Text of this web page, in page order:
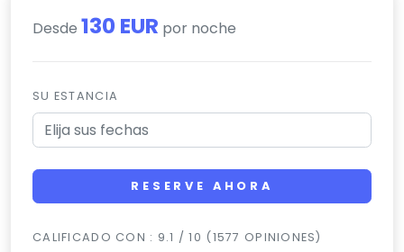
Desde 130 EUR por noche
SU ESTANCIA
RESERVE AHORA
CALIFICADO CON : 9.1 / 10 (1577 OPINIONES)